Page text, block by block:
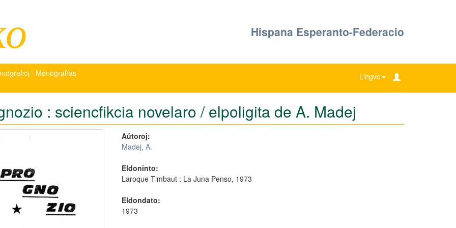
Hispana Esperanto-Federacio
· Monografías Lingvo
: sciencfikcia novelaro / elpoligita de A. Madej
Aŭtoroj:
Madej, A.
Eldoninto:
Laroque Timbaut : La Juna Penso, 1973
Eldondato:
1973